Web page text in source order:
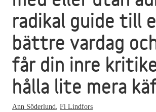
radikal guide till
bättre vardag
får din inre
hålla lite mera
Ann Söderlund Fi Lindfors